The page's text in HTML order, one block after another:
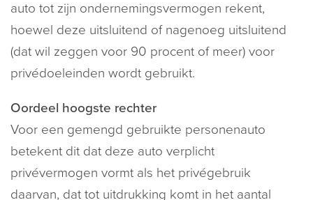
auto tot zijn ondernemingsvermogen rekent,
hoewel deze uitsluitend of nagenoeg uitsluitend
(dat wil zeggen voor 90 procent of meer) voor
privédoeleinden wordt gebruikt.
Oordeel hoogste rechter
Voor een gemengd gebruikte personenauto
betekent dit dat deze auto verplicht
privévermogen vormt als het privégebruik
daarvan, dat tot uitdrukking komt in het aantal